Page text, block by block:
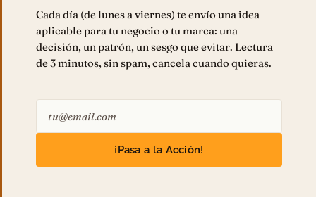
Cada día (de lunes a viernes) te envío una idea
aplicable para tu negocio o tu marca: una
decisión, un patrón, un sesgo que evitar. Lectura
de 3 minutos, sin spam, cancela cuando quieras.
¡Pasa a la Acción!